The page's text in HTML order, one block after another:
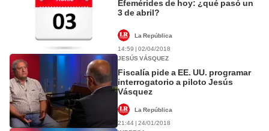
Efemérides de hoy: ¿qué pasó un
3 de abril?
La República
14:59 | 02/04/2018
JESÚS VÁSQUEZ
Fiscalía pide a EE. UU. programar
interrogatorio a piloto Jesús
Vásquez
La República
21:44 | 24/01/2018